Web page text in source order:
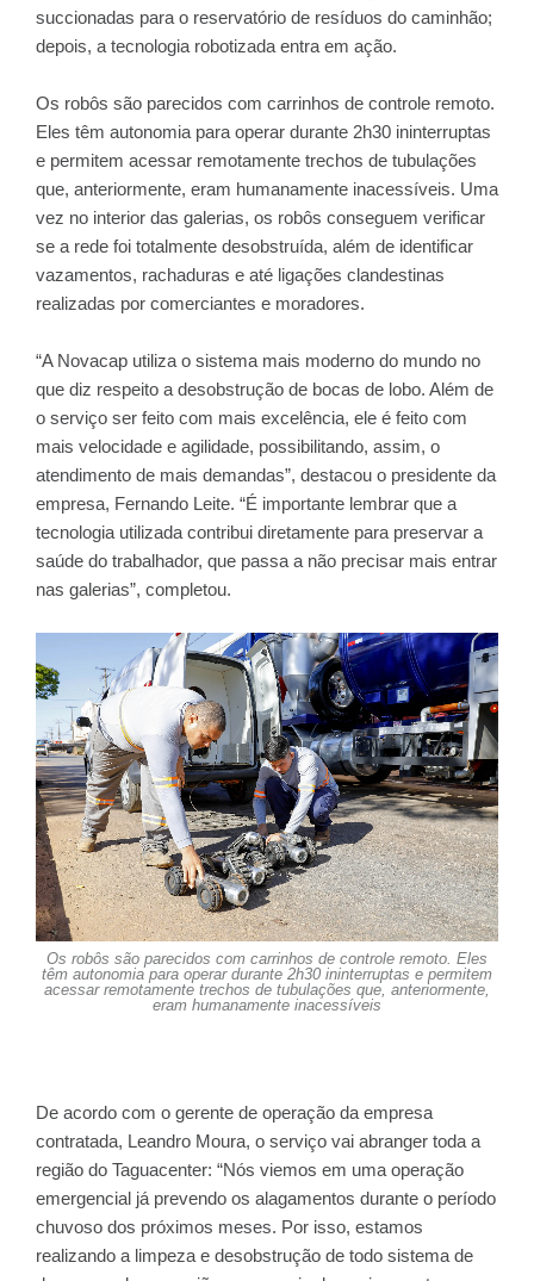
succionadas para o reservatório de resíduos do caminhão;
depois, a tecnologia robotizada entra em ação.
Os robôs são parecidos com carrinhos de controle remoto.
Eles têm autonomia para operar durante 2h30 ininterruptas
e permitem acessar remotamente trechos de tubulações
que, anteriormente, eram humanamente inacessíveis. Uma
vez no interior das galerias, os robôs conseguem verificar
se a rede foi totalmente desobstruída, além de identificar
vazamentos, rachaduras e até ligações clandestinas
realizadas por comerciantes e moradores.
“A Novacap utiliza o sistema mais moderno do mundo no
que diz respeito a desobstrução de bocas de lobo. Além de
o serviço ser feito com mais excelência, ele é feito com
mais velocidade e agilidade, possibilitando, assim, o
atendimento de mais demandas”, destacou o presidente da
empresa, Fernando Leite. “É importante lembrar que a
tecnologia utilizada contribui diretamente para preservar a
saúde do trabalhador, que passa a não precisar mais entrar
nas galerias”, completou.
Os robôs são parecidos com carrinhos de controle remoto. Eles
têm autonomia para operar durante 2h30 ininterruptas e permitem
acessar remotamente trechos de tubulações que, anteriormente,
eram humanamente inacessíveis
De acordo com o gerente de operação da empresa
contratada, Leandro Moura, o serviço vai abranger toda a
região do Taguacenter: “Nós viemos em uma operação
emergencial já prevendo os alagamentos durante o período
chuvoso dos próximos meses. Por isso, estamos
realizando a limpeza e desobstrução de todo sistema de